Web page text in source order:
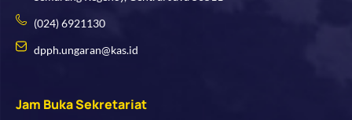
(024) 6921130
dpph.ungaran@kas.id
Jam Buka Sekretariat